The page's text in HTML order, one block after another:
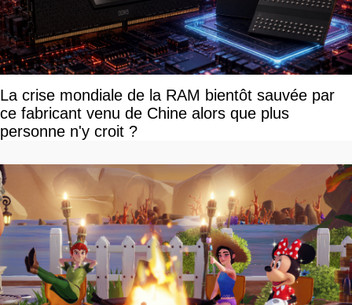
La crise mondiale de la RAM bientôt sauvée par
ce fabricant venu de Chine alors que plus
personne n'y croit ?